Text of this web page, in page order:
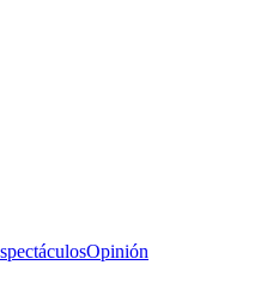
Opinión